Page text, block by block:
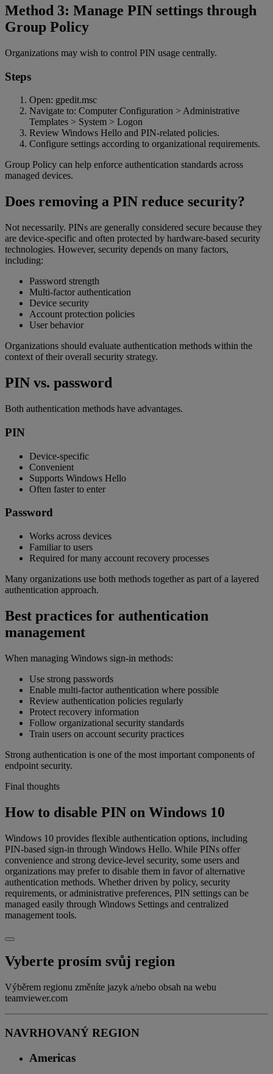
Method 3: Manage PIN settings through
Group Policy
Organizations may wish to control PIN usage centrally.
Steps
Open: gpedit.msc
Navigate to: Computer Configuration > Administrative
Templates > System > Logon
Review Windows Hello and PIN-related policies.
Configure settings according to organizational requirements.
Group Policy can help enforce authentication standards across
managed devices.
Does removing a PIN reduce security?
Not necessarily. PINs are generally considered secure because they
are device-specific and often protected by hardware-based security
technologies. However, security depends on many factors,
including:
Password strength
Multi-factor authentication
Device security
Account protection policies
User behavior
Organizations should evaluate authentication methods within the
context of their overall security strategy.
PIN vs. password
Both authentication methods have advantages.
PIN
Device-specific
Convenient
Supports Windows Hello
Often faster to enter
Password
Works across devices
Familiar to users
Required for many account recovery processes
Many organizations use both methods together as part of a layered
authentication approach.
Best practices for authentication
management
When managing Windows sign-in methods:
Use strong passwords
Enable multi-factor authentication where possible
Review authentication policies regularly
Protect recovery information
Follow organizational security standards
Train users on account security practices
Strong authentication is one of the most important components of
endpoint security.
Final thoughts
How to disable PIN on Windows 10
Windows 10 provides flexible authentication options, including
PIN-based sign-in through Windows Hello. While PINs offer
convenience and strong device-level security, some users and
organizations may prefer to disable them in favor of alternative
authentication methods. Whether driven by policy, security
requirements, or administrative preferences, PIN settings can be
managed easily through Windows Settings and centralized
management tools.
Vyberte prosím svůj region
Výběrem regionu změníte jazyk a/nebo obsah na webu
teamviewer.com
NAVRHOVANÝ REGION
Americas